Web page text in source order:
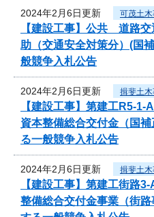
2024年2月6日更新 可茂土
【建設工事】公共 道路
助（交通安全対策分）(国
般競争入札公告
2024年2月6日更新 揖斐土
【建設工事】第建工R5-
資本整備総合交付金（国
る一般競争入札公告
2024年2月6日更新 揖斐土
【建設工事】第建工街
整備総合交付金事業（街